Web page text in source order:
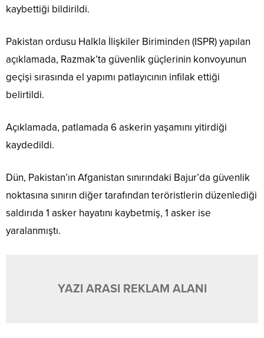
kaybettiği bildirildi.
Pakistan ordusu Halkla İlişkiler Biriminden (ISPR) yapılan
açıklamada, Razmak’ta güvenlik güçlerinin konvoyunun
geçişi sırasında el yapımı patlayıcının infilak ettiği
belirtildi.
Açıklamada, patlamada 6 askerin yaşamını yitirdiği
kaydedildi.
Dün, Pakistan’ın Afganistan sınırındaki Bajur’da güvenlik
noktasına sınırın diğer tarafından teröristlerin düzenlediği
saldırıda 1 asker hayatını kaybetmiş, 1 asker ise
yaralanmıştı.
YAZI ARASI REKLAM ALANI